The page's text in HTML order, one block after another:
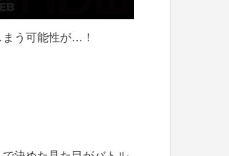
う可能性が…！